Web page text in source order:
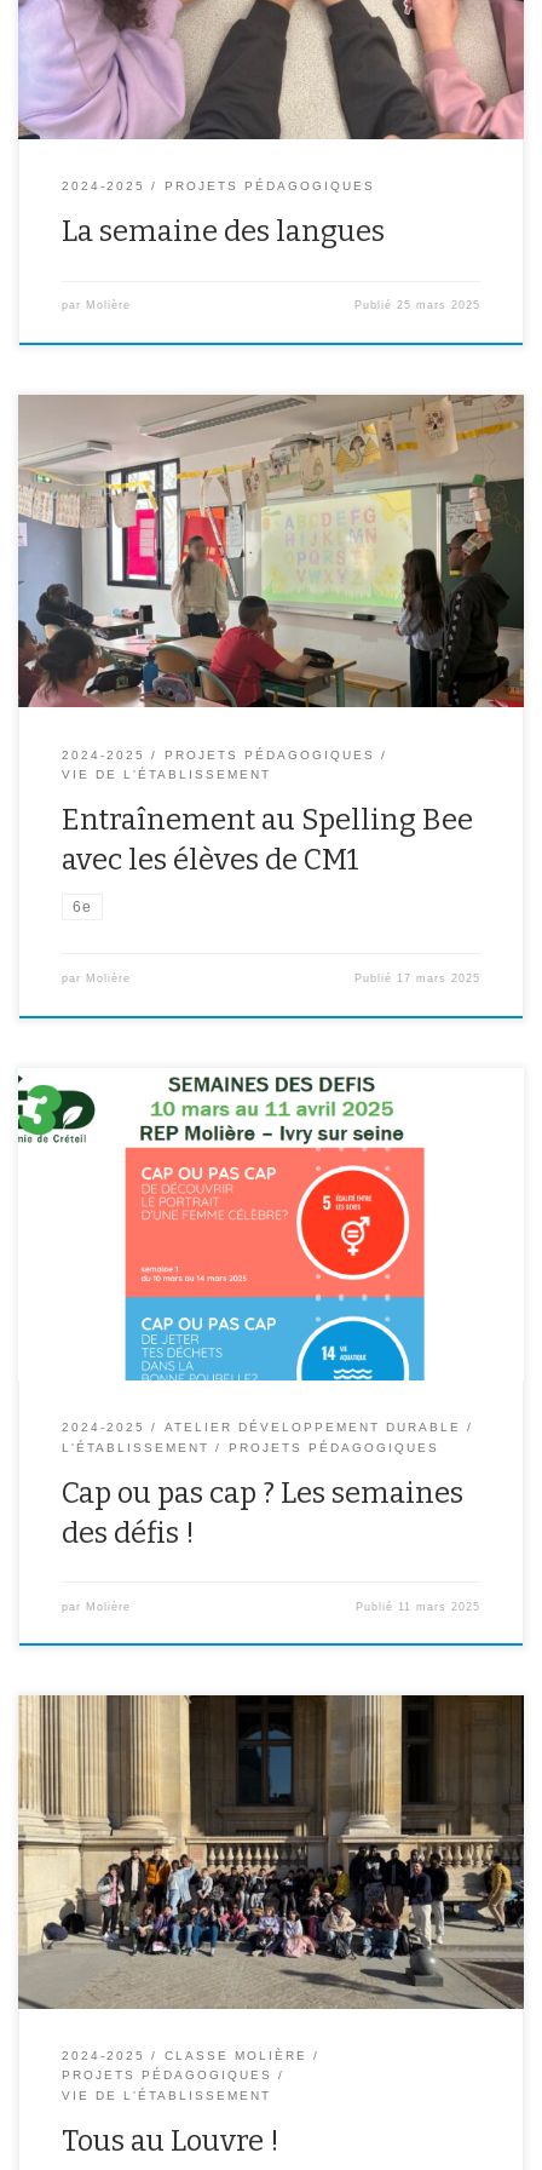
monde (blind test, kahoot, virelangues, quizz…).
2024-2025 PROJETS PÉDAGOGIQUES
La semaine des langues
par Molière Publié25 mars 2025
Intervention des élèves de 6e B et de Mme Lepotier dans les
écoles de Dulcie September et l’Orme au Chat en vu d’un
concours d’orthographe en anglais organisé au collège Molière en
juin. Les élèves de CM1 ont révisé l’alphabet en anglais et on
appris à épeler des mots pour […]
2024-2025
PROJETS PÉDAGOGIQUES
VIE DE L'ÉTABLISSEMENT
Entraînement au Spelling Bee
avec les élèves de CM1
6e
par Molière Publié 17 mars 2025
Du 10 mars au 11 avril 2025 participe aux semaines des défis !
Chaque semaine, surpasse toi pour contribuer au bien de la
planète ou apprendre de nouvelles connaissances !Composter,
recycler, aider ton prochain, tu peux tout faire !
2024-2025
ATELIER DÉVELOPPEMENT DURABLE
L'ÉTABLISSEMENT
PROJETS PÉDAGOGIQUES
Cap ou pas cap ? Les semaines
des défis !
par Molière Publié 11 mars 2025
Les élèves de 6ème C et de la classe NSA se sont rendus au musée
du Louvre le 06 mars dernier. Au programme, visite des collections
dédiées à l’Egypte antique. Momies, sarcophages, pharaons et le
Scribe, retour dans l’antiquité pour nos élèves.
2024-2025
CLASSE MOLIÈRE
PROJETS PÉDAGOGIQUES
VIE DE L'ÉTABLISSEMENT
Tous au Louvre !